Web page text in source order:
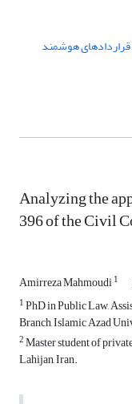
هوشمند
Analyzing the
396 of the Civil
Amirreza Mahmoudi1
1PhD in Public Law,
Branch, Islamic Azad
2Master student of
Lahijan, Iran.